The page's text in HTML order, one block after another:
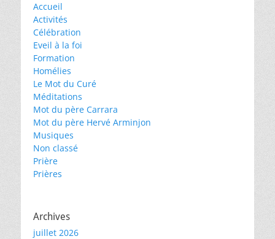
Accueil
Activités
Célébration
Eveil à la foi
Formation
Homélies
Le Mot du Curé
Méditations
Mot du père Carrara
Mot du père Hervé Arminjon
Musiques
Non classé
Prière
Prières
Archives
juillet 2026